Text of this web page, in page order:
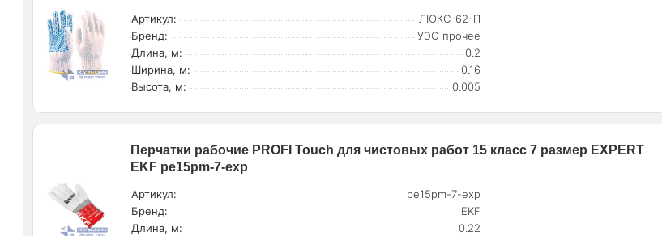
Артикул:
ЛЮКС-62-П
Бренд:
УЭО прочее
Длина, м:
0.2
Ширина, м:
0.16
Высота, м:
0.005
Перчатки рабочие PROFI Touch для чистовых работ 15 класс 7 размер EXPERT
EKF pe15pm-7-exp
Артикул:
pe15pm-7-exp
Бренд:
EKF
Длина, м:
0.22